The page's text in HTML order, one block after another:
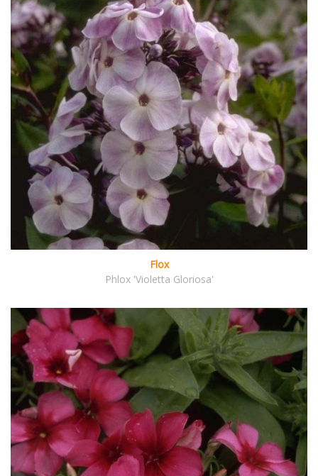
Flox
Phlox 'Violetta Gloriosa'